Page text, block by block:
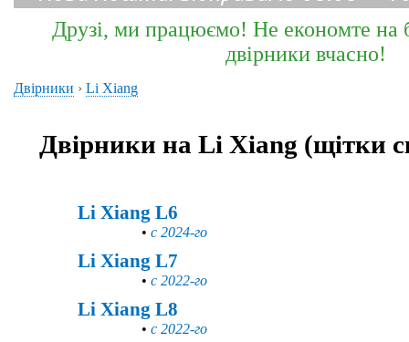
Друзі, ми працюємо! Не економте на
двірники вчасно!
Двірники › Li Xiang
Двірники на Li Xiang (щітки
Li Xiang L6
• с 2024-го
Li Xiang L7
• с 2022-го
Li Xiang L8
• с 2022-го